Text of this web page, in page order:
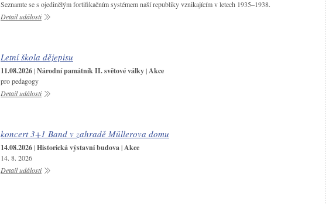
Seznamte se s ojedinělým fortifikačním systémem naší republiky vznikajícím v letech 1935–1938.
Detail události
Letní škola dějepisu
11.08.2026|Národní památník II. světové války|Akce
pro pedagogy
Detail události
koncert 3+1 Band v zahradě Müllerova domu
14.08.2026|Historická výstavní budova|Akce
14. 8. 2026
Detail události